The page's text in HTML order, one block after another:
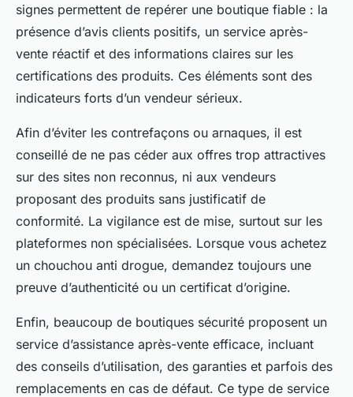
signes permettent de repérer une boutique fiable : la
présence d’avis clients positifs, un service après-
vente réactif et des informations claires sur les
certifications des produits. Ces éléments sont des
indicateurs forts d’un vendeur sérieux.
Afin d’éviter les contrefaçons ou arnaques, il est
conseillé de ne pas céder aux offres trop attractives
sur des sites non reconnus, ni aux vendeurs
proposant des produits sans justificatif de
conformité. La vigilance est de mise, surtout sur les
plateformes non spécialisées. Lorsque vous achetez
un chouchou anti drogue, demandez toujours une
preuve d’authenticité ou un certificat d’origine.
Enfin, beaucoup de boutiques sécurité proposent un
service d’assistance après-vente efficace, incluant
des conseils d’utilisation, des garanties et parfois des
remplacements en cas de défaut. Ce type de service